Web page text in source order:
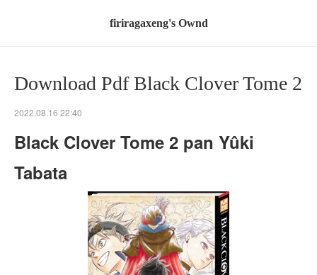
firiragaxeng's Ownd
Download Pdf Black Clover Tome 2
2022.08.16 22:40
Black Clover Tome 2 pan Yûki
Tabata